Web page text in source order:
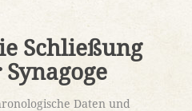
Schließung
Daten und